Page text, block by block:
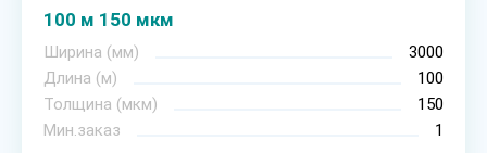
100 м 150 мкм
Ширина (мм)
3000
Длина (м)
100
Толщина (мкм)
150
Мин.заказ
1